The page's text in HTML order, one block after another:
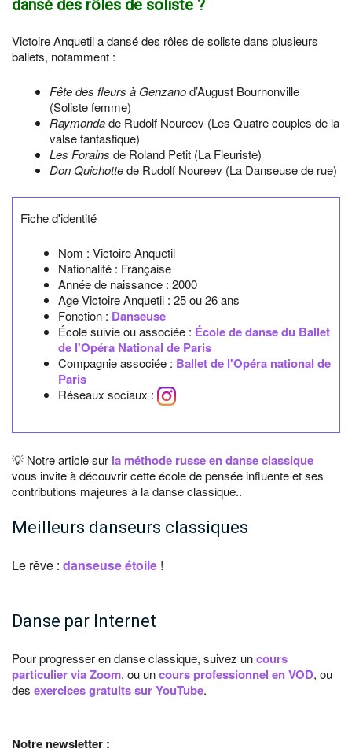
dansé des rôles de soliste ?
Victoire Anquetil a dansé des rôles de soliste dans plusieurs
ballets, notamment :
Fête des fleurs à Genzanod’August Bournonville
(Soliste femme)
Raymondade Rudolf Noureev (Les Quatre couples de la
valse fantastique)
Les Forains de Roland Petit (La Fleuriste)
Don Quichottede Rudolf Noureev (La Danseuse de rue)
Fiche d'identité
Nom : Victoire Anquetil
Nationalité : Française
Année de naissance : 2000
Age Victoire Anquetil : 25 ou 26 ans
Fonction : Danseuse
École suivie ou associée : École de danse du Ballet
de l'Opéra National de Paris
Compagnie associée : Ballet de l'Opéra national de
Paris
Réseaux sociaux :
💡 Notre article sur la méthode russe en danse classique
vous invite à découvrir cette école de pensée influente et ses
contributions majeures à la danse classique..
Meilleurs danseurs classiques
Le rêve : danseuse étoile !
Danse par Internet
Pour progresser en danse classique, suivez uncours
particulier via Zoom, ou uncours professionnel en VOD, ou
des exercices gratuits sur YouTube.
Notre newsletter :